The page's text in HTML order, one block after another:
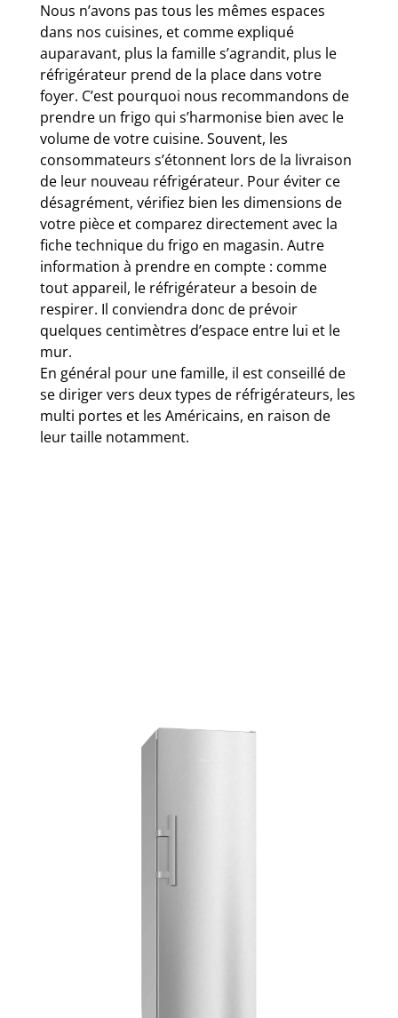
Nous n’avons pas tous les mêmes espaces
dans nos cuisines, et comme expliqué
auparavant, plus la famille s’agrandit, plus le
réfrigérateur prend de la place dans votre
foyer. C’est pourquoi nous recommandons de
prendre un frigo qui s’harmonise bien avec le
volume de votre cuisine. Souvent, les
consommateurs s’étonnent lors de la livraison
de leur nouveau réfrigérateur. Pour éviter ce
désagrément, vérifiez bien les dimensions de
votre pièce et comparez directement avec la
fiche technique du frigo en magasin. Autre
information à prendre en compte : comme
tout appareil, le réfrigérateur a besoin de
respirer. Il conviendra donc de prévoir
quelques centimètres d’espace entre lui et le
mur.
En général pour une famille, il est conseillé de
se diriger vers deux types de réfrigérateurs, les
multi portes et les Américains, en raison de
leur taille notamment.